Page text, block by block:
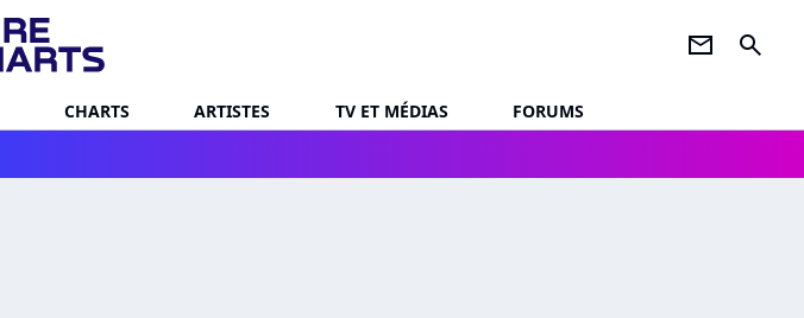
newsletter search
CHARTS ARTISTES TV ET MÉDIAS
FORUMS